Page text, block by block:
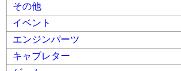
その他
イベント
エンジンパーツ
キャブレター